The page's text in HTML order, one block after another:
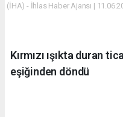
(İHA) - İhlas Haber Ajansı |
Kırmızı ışıkta duran
eşiğinden döndü